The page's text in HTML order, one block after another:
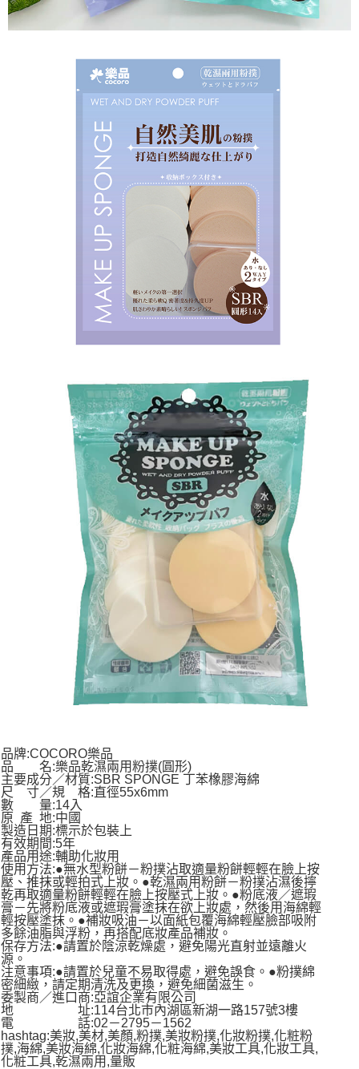
品牌:COCORO樂品
品 名:樂品乾濕兩用粉撲(圓形)
主要成分／材質:SBR SPONGE 丁苯橡膠海綿
尺 寸／規 格:直徑55x6mm
數 量:14入
原 產 地:中國
製造日期:標示於包裝上
有效期間:5年
產品用途:輔助化妝用
使用方法:●無水型粉餅－粉撲沾取適量粉餅輕輕在臉上按
壓、推抹或輕拍式上妝。●乾濕兩用粉餅－粉撲沾濕後擰
乾再取適量粉餅輕輕在臉上按壓式上妝。●粉底液／遮瑕
膏－先將粉底液或遮瑕膏塗抹在欲上妝處，然後用海綿輕
輕按壓塗抹。●補妝吸油－以面紙包覆海綿輕壓臉部吸附
多餘油脂與浮粉，再搭配底妝產品補妝。
保存方法:●請置於陰涼乾燥處，避免陽光直射並遠離火
源。
注意事項:●請置於兒童不易取得處，避免誤食。●粉撲綿
密細緻，請定期清洗及更換，避免細菌滋生。
委製商／進口商:亞誼企業有限公司
地 址:114台北市內湖區新湖一路157號3樓
電 話:02－2795－1562
hashtag:美妝,美材,美顏,粉撲,美妝粉撲,化妝粉撲,化粧粉
撲,海綿,美妝海綿,化妝海綿,化粧海綿,美妝工具,化妝工具,
化粧工具,乾濕兩用,量販